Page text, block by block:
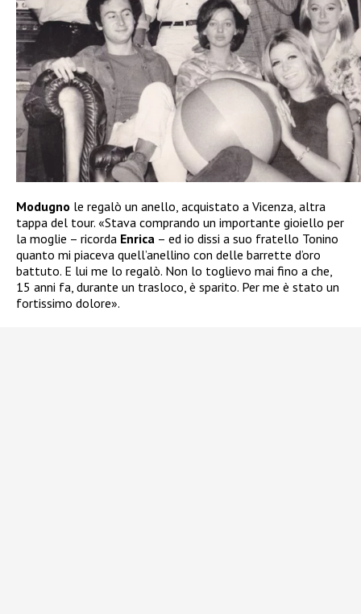
Modugno le regalò un anello, acquistato a Vicenza, altra
tappa del tour. «Stava comprando un importante gioiello per
la moglie – ricorda Enrica – ed io dissi a suo fratello Tonino
quanto mi piaceva quell’anellino con delle barrette d’oro
battuto. E lui me lo regalò. Non lo toglievo mai fino a che,
15 anni fa, durante un trasloco, è sparito. Per me è stato un
fortissimo dolore».